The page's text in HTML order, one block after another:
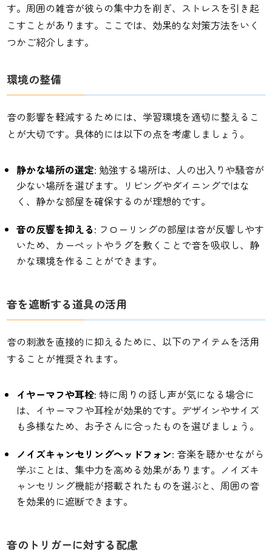
す。周囲の雑音が彼らの集中力を削ぎ、ストレスを引き起
こすことがあります。ここでは、効果的な対策方法をいく
つかご紹介します。
環境の整備
音の影響を軽減するためには、学習環境を適切に整えるこ
とが大切です。具体的には以下の点を考慮しましょう。
静かな場所の選定: 勉強する場所は、人の出入りや騒音が
少ない場所を選びます。リビングやダイニングではな
く、静かな部屋を確保するのが理想的です。
音の反響を抑える: フローリングの部屋は音が反響しやす
いため、カーペットやラグを敷くことで音を吸収し、静
かな環境を作ることができます。
音を遮断する道具の活用
音の刺激を直接的に抑えるために、以下のアイテムを活用
することが推奨されます。
イヤーマフや耳栓: 特に周りの話し声が気になる場合に
は、イヤーマフや耳栓が効果的です。デザインやサイズ
も多様なため、お子さんに合ったものを選びましょう。
ノイズキャンセリングヘッドフォン: 音楽を聴かせながら
学ぶことは、集中力を高める効果があります。ノイズキ
ャンセリング機能が搭載されたものを選ぶと、周囲の音
を効果的に遮断できます。
音のトリガーに対する配慮